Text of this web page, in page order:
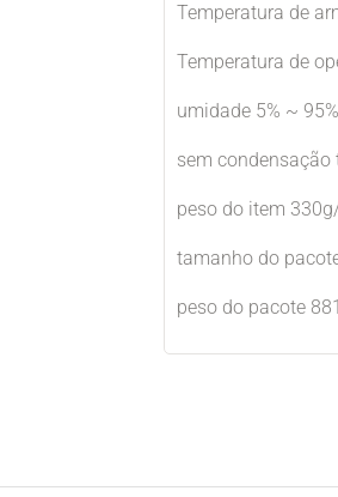
Temperatura de
Temperatura de
umidade 5% ~ 95%
sem
peso do item
tamanho do
peso do pacote